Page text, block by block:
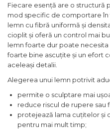
Densimetru
Accesorii Auto
Tester Baterie Auto
Presa Arc
Cheie Roti
Cheie Bujii
Cheie Filtru Ulei
Capre & Suporti Auto
Fiecare esență are o structură
mod specific de comportare în
lemn cu fibră uniformă și
cioplit și oferă un control mai
lemn foarte dur poate
foarte bine ascuțite și un efort
aceleași detalii.
Alegerea unui lemn potrivit
permite o sculptare mai
reduce riscul de rupere sau
protejează lama cuțitelor și
pentru mai mult timp;